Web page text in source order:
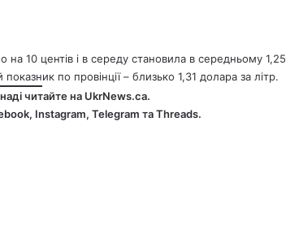
10 центів і в середу становила в середньому 1,25
по провінції – близько 1,31 долара за літр.
читайте на UkrNews.ca.
, Instagram, Telegram таThreads.